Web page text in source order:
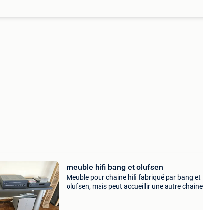
meuble hifi bang et olufsen
Meuble pour chaine hifi fabriqué par bang et
olufsen, mais peut accueillir une autre chaine